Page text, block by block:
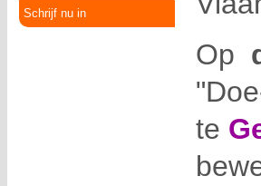
Schrijf nu in
Op
te